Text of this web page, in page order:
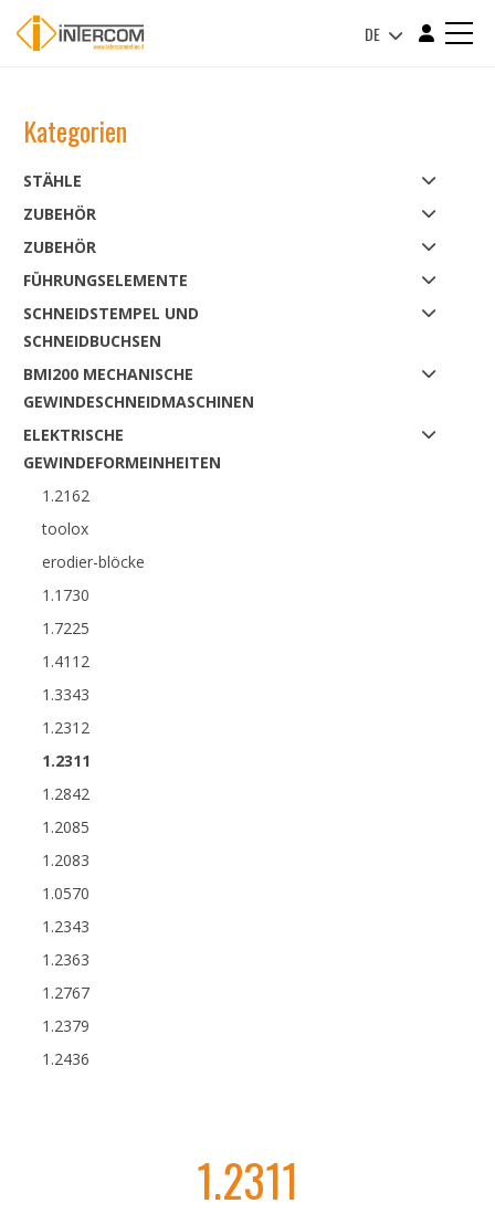
DE
Kategorien
STÄHLE
ZUBEHÖR
ZUBEHÖR
FÜHRUNGSELEMENTE
SCHNEIDSTEMPEL UND
SCHNEIDBUCHSEN
BMI200 MECHANISCHE
GEWINDESCHNEIDMASCHINEN
ELEKTRISCHE
GEWINDEFORMEINHEITEN
1.2162
toolox
erodier-blöcke
1.1730
1.7225
1.4112
1.3343
1.2312
1.2311
1.2842
1.2085
1.2083
1.0570
1.2343
1.2363
1.2767
1.2379
1.2436
1.2311